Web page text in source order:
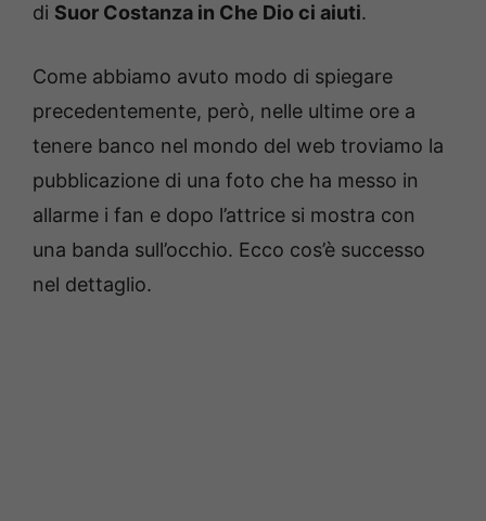
di Suor Costanza in Che Dio ci aiuti.
Come abbiamo avuto modo di spiegare
precedentemente, però, nelle ultime ore a
tenere banco nel mondo del web troviamo la
pubblicazione di una foto che ha messo in
allarme i fan e dopo l’attrice si mostra con
una banda sull’occhio. Ecco cos’è successo
nel dettaglio.